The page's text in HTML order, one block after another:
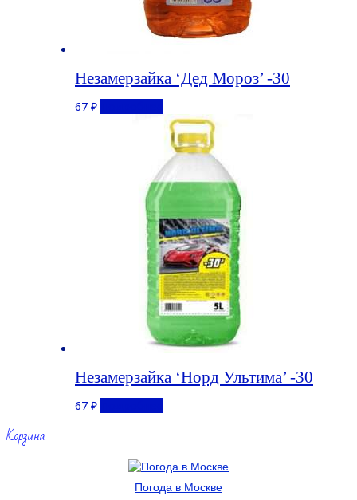
Незамерзайка ‘Дед Мороз’ -30
67 ₽
Незамерзайка ‘Норд Ультима’ -30
67 ₽
Корзина
Погода в Москве